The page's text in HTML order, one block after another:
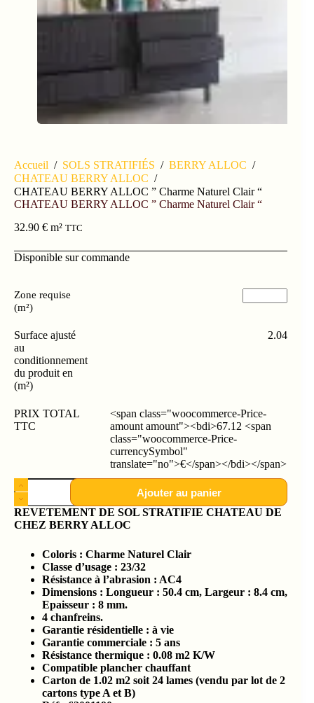
Accueil / SOLS STRATIFIÉS / BERRY ALLOC /
CHATEAU BERRY ALLOC /
CHATEAU BERRY ALLOC ” Charme Naturel Clair “
CHATEAU BERRY ALLOC ” Charme Naturel Clair “
32.90 € m² TTC
Disponible sur commande
Zone requise
(m²)
Surface ajusté
au
conditionnement
du produit en
(m²)
2.04
PRIX TOTAL
TTC
<span class="woocommerce-Price-
amount amount"><bdi>67.12 <span
class="woocommerce-Price-
currencySymbol"
translate="no">€</span></bdi></span>
Ajouter au panier
REVETEMENT DE SOL STRATIFIE CHATEAU DE
CHEZ BERRY ALLOC
Coloris : Charme Naturel Clair
Classe d’usage : 23/32
Résistance à l’abrasion : AC4
Dimensions : Longueur : 50.4 cm, Largeur : 8.4 cm,
Epaisseur : 8 mm.
4 chanfreins.
Garantie résidentielle : à vie
Garantie commerciale : 5 ans
Résistance thermique : 0.08 m2 K/W
Compatible plancher chauffant
Carton de 1.02 m2 soit 24 lames (vendu par lot de 2
cartons type A et B)